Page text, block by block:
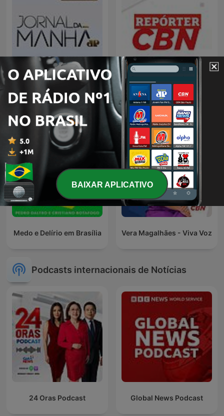
Jornal da Manhã Repórter CBN
Medo e Delírio em Brasília Vera Magalhães - Viva Voz
Podcasts internacionais de Notícias
24 Oras Podcast Global News Podcast
BAIXAR APLICATIVO